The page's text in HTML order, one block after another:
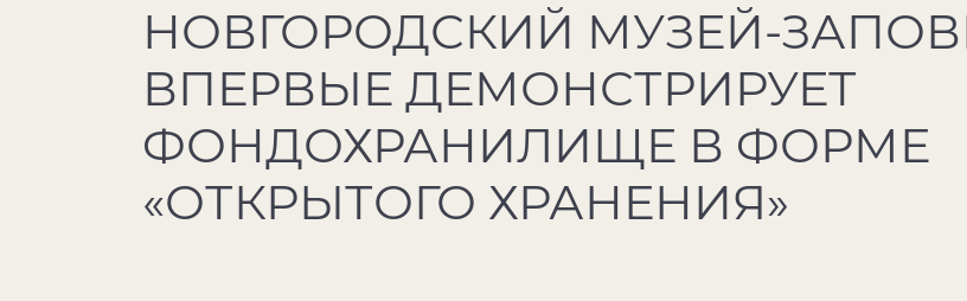
НОВГОРОДСКИЙ МУЗЕЙ-
ВПЕРВЫЕ ДЕМОНСТРИРУЕТ
ФОНДОХРАНИЛИЩЕ В ФОРМЕ
«ОТКРЫТОГО ХРАНЕНИЯ»